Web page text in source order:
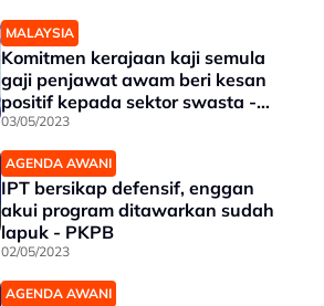
MALAYSIA
Komitmen kerajaan kaji semula
gaji penjawat awam beri kesan
positif kepada sektor swasta -
PKPB
03/05/2023
AGENDA AWANI
IPT bersikap defensif, enggan
akui program ditawarkan sudah
lapuk - PKPB
02/05/2023
AGENDA AWANI